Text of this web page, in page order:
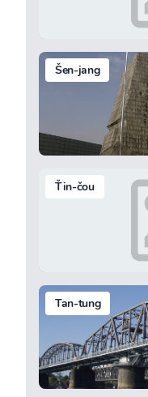
Šen-jang
Ťin-čou
Tan-tung